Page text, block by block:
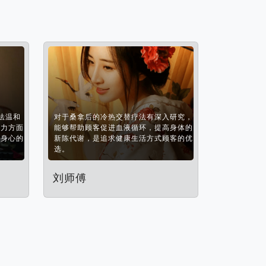
温和
方面
心的
对于桑拿后的冷热交替疗法有深入研究，
能够帮助顾客促进血液循环，提高身体的
新陈代谢，是追求健康生活方式顾客的优
选。
刘师傅